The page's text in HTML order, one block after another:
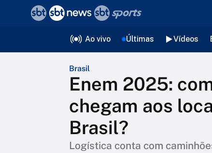
Ao vivo Últimas Vídeos
Brasil
Enem 2025:
chegam aos
Brasil?
Logística conta com
voltar
Editorias